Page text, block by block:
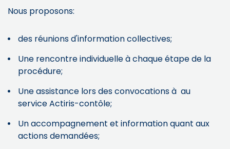
Nous proposons:
des réunions d'information collectives;
Une rencontre individuelle à chaque étape de la
procédure;
Une assistance lors des convocations à au
service Actiris-contôle;
Un accompagnement et information quant aux
actions demandées;